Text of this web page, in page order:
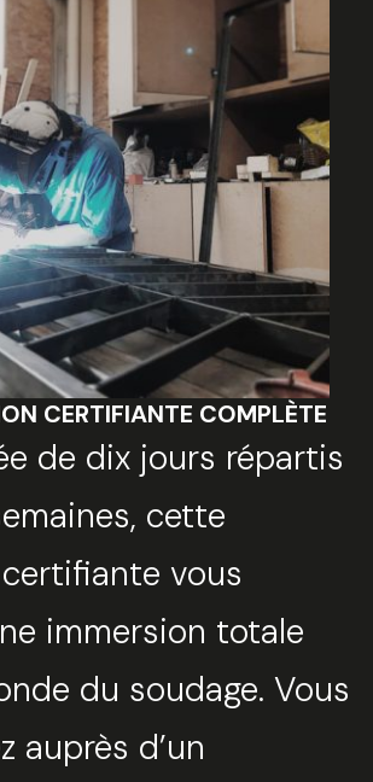
CERTIFIANTE COMPLÈTE
de dix jours répartis
cette
vous
immersion totale
du soudage. Vous
auprès d’un